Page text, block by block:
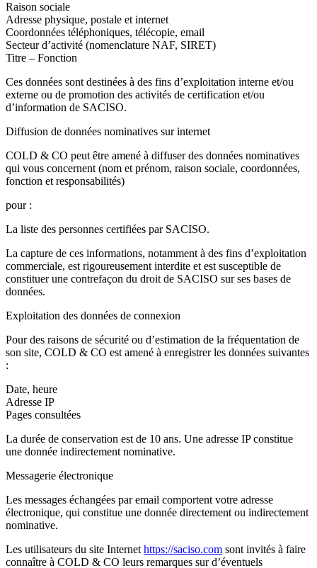
Raison sociale
Adresse physique, postale et internet
Coordonnées téléphoniques, télécopie, email
Secteur d’activité (nomenclature NAF, SIRET)
Titre – Fonction
Ces données sont destinées à des fins d’exploitation interne et/ou
externe ou de promotion des activités de certification et/ou
d’information de SACISO.
Diffusion de données nominatives sur internet
COLD & CO peut être amené à diffuser des données nominatives
qui vous concernent (nom et prénom, raison sociale, coordonnées,
fonction et responsabilités)
pour :
La liste des personnes certifiées par SACISO.
La capture de ces informations, notamment à des fins d’exploitation
commerciale, est rigoureusement interdite et est susceptible de
constituer une contrefaçon du droit de SACISO sur ses bases de
données.
Exploitation des données de connexion
Pour des raisons de sécurité ou d’estimation de la fréquentation de
son site, COLD & CO est amené à enregistrer les données suivantes
:
Date, heure
Adresse IP
Pages consultées
La durée de conservation est de 10 ans. Une adresse IP constitue
une donnée indirectement nominative.
Messagerie électronique
Les messages échangées par email comportent votre adresse
électronique, qui constitue une donnée directement ou indirectement
nominative.
Les utilisateurs du site Internet https://saciso.com sont invités à faire
connaître à COLD & CO leurs remarques sur d’éventuels